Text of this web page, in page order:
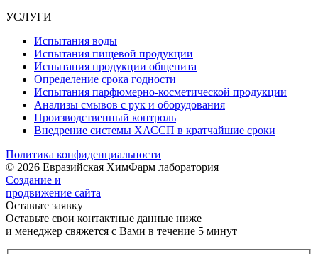
УСЛУГИ
Испытания воды
Испытания пищевой продукции
Испытания продукции общепита
Определение срока годности
Испытания парфюмерно-косметической продукции
Анализы смывов с рук и оборудования
Производственный контроль
Внедрение системы ХАССП в кратчайшие сроки
Политика конфиденциальности
© 2026 Евразийская ХимФарм лаборатория
Создание и
продвижение сайта
Оставьте заявку
Оставьте свои контактные данные ниже
и менеджер свяжется с Вами в течение 5 минут